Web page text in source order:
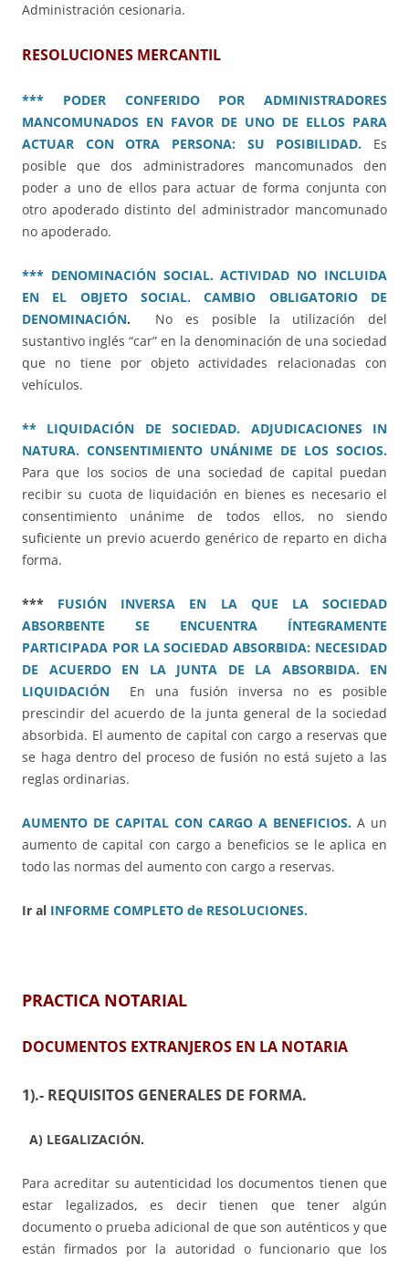
Administración cesionaria.
RESOLUCIONES MERCANTIL
*** PODER CONFERIDO POR ADMINISTRADORES
MANCOMUNADOS EN FAVOR DE UNO DE ELLOS PARA
ACTUAR CON OTRA PERSONA: SU POSIBILIDAD. Es
posible que dos administradores mancomunados den
poder a uno de ellos para actuar de forma conjunta con
otro apoderado distinto del administrador mancomunado
no apoderado.
*** DENOMINACIÓN SOCIAL. ACTIVIDAD NO INCLUIDA
EN EL OBJETO SOCIAL. CAMBIO OBLIGATORIO DE
DENOMINACIÓN. No es posible la utilización del
sustantivo inglés “car” en la denominación de una sociedad
que no tiene por objeto actividades relacionadas con
vehículos.
** LIQUIDACIÓN DE SOCIEDAD. ADJUDICACIONES IN
NATURA. CONSENTIMIENTO UNÁNIME DE LOS SOCIOS.
Para que los socios de una sociedad de capital puedan
recibir su cuota de liquidación en bienes es necesario el
consentimiento unánime de todos ellos, no siendo
suficiente un previo acuerdo genérico de reparto en dicha
forma.
*** FUSIÓN INVERSA EN LA QUE LA SOCIEDAD
ABSORBENTE SE ENCUENTRA ÍNTEGRAMENTE
PARTICIPADA POR LA SOCIEDAD ABSORBIDA: NECESIDAD
DE ACUERDO EN LA JUNTA DE LA ABSORBIDA. EN
LIQUIDACIÓN
En una fusión inversa no es posible
prescindir del acuerdo de la junta general de la sociedad
absorbida. El aumento de capital con cargo a reservas que
se haga dentro del proceso de fusión no está sujeto a las
reglas ordinarias.
AUMENTO DE CAPITAL CON CARGO A BENEFICIOS. A un
aumento de capital con cargo a beneficios se le aplica en
todo las normas del aumento con cargo a reservas.
Ir al INFORME COMPLETO de RESOLUCIONES.
PRACTICA NOTARIAL
DOCUMENTOS EXTRANJEROS EN LA NOTARIA
1).- REQUISITOS GENERALES DE FORMA.
A) LEGALIZACIÓN.
Para acreditar su autenticidad los documentos tienen que
estar legalizados, es decir tienen que tener algún
documento o prueba adicional de que son auténticos y que
están firmados por la autoridad o funcionario que los